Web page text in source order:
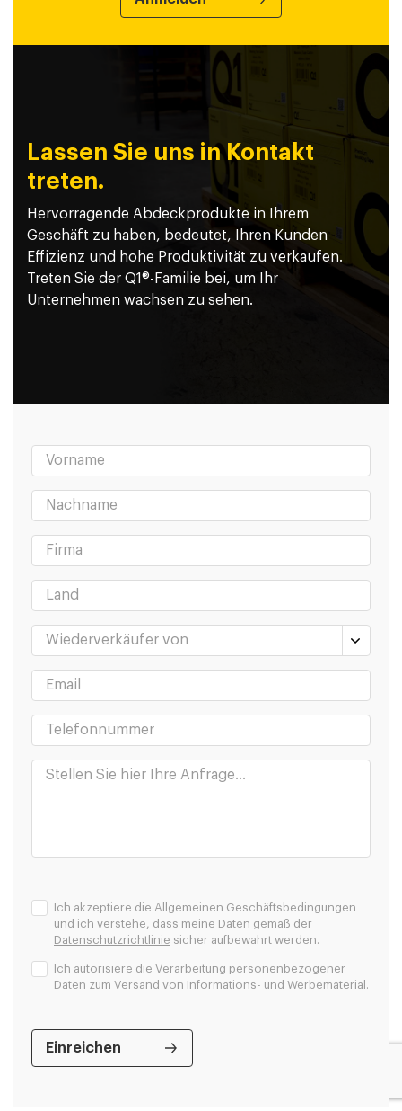
Lassen Sie uns in Kontakt
treten.
Hervorragende Abdeckprodukte in Ihrem
Geschäft zu haben, bedeutet, Ihren Kunden
Effizienz und hohe Produktivität zu verkaufen.
Treten Sie der Q1®-Familie bei, um Ihr
Unternehmen wachsen zu sehen.
Ich akzeptiere die Allgemeinen Geschäftsbedingungen
und ich verstehe, dass meine Daten gemäß der
Datenschutzrichtlinie sicher aufbewahrt werden.
Ich autorisiere die Verarbeitung personenbezogener
Daten zum Versand von Informations- und Werbematerial.